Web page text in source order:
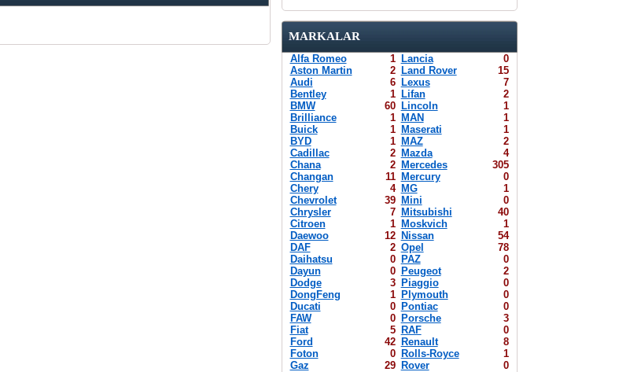
MARKALAR
Alfa Romeo
1
Aston Martin
2
Audi
6
Bentley
1
BMW
60
Brilliance
1
Buick
1
BYD
1
Cadillac
2
Chana
2
Changan
11
Chery
4
Chevrolet
39
Chrysler
7
Citroen
1
Daewoo
12
DAF
2
Daihatsu
0
Dayun
0
Dodge
3
DongFeng
1
Ducati
0
FAW
0
Fiat
5
Ford
42
Foton
0
Gaz
29
Lancia
0
Land Rover
15
Lexus
7
Lifan
2
Lincoln
1
MAN
1
Maserati
1
MAZ
2
Mazda
4
Mercedes
305
Mercury
0
MG
1
Mini
0
Mitsubishi
40
Moskvich
1
Nissan
54
Opel
78
PAZ
0
Peugeot
2
Piaggio
0
Plymouth
0
Pontiac
0
Porsche
3
RAF
0
Renault
8
Rolls-Royce
1
Rover
0